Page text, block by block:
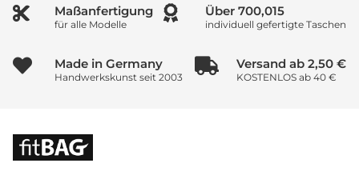
Maßanfertigung
für alle Modelle
Über 1,000,000
individuell gefertigte Taschen
Made in Germany
Handwerkskunst seit 2003
Versand ab 2,50 €
KOSTENLOS ab 40 €